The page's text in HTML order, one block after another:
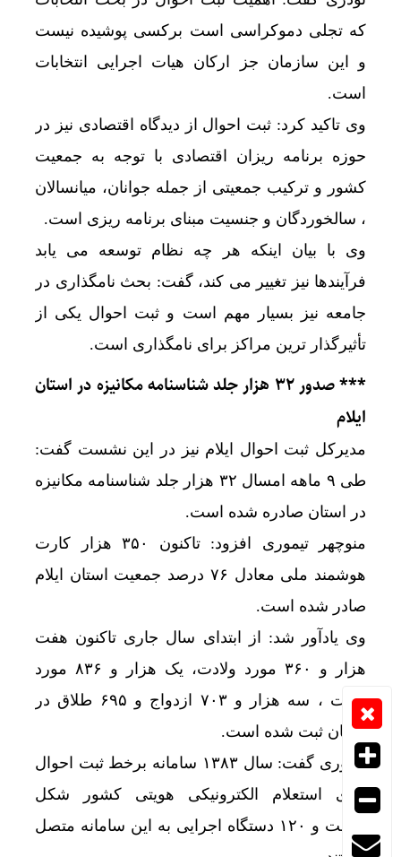
که تجلی دموکراسی است برکسی پوشیده نیست
و این سازمان جز ارکان هیات اجرایی انتخابات
است.
وی تاکید کرد: ثبت احوال از دیدگاه اقتصادی نیز در
حوزه برنامه ریزان اقتصادی با توجه به جمعیت
کشور و ترکیب جمعیتی از جمله جوانان، میانسالان
، سالخوردگان و جنسیت مبنای برنامه ریزی است.
وی با بیان اینکه هر چه نظام توسعه می یابد
فرآیندها نیز تغییر می کند، گفت: بحث نامگذاری در
جامعه نیز بسیار مهم است و ثبت احوال یکی از
تأثیرگذار ترین مراکز برای نامگذاری است.
*** صدور ۳۲ هزار جلد شناسنامه مکانیزه در استان
ایلام
مدیرکل ثبت احوال ایلام نیز در این نشست گفت:
طی ۹ ماهه امسال ۳۲ هزار جلد شناسنامه مکانیزه
در استان صادره شده است.
منوچهر تیموری افزود: تاکنون ۳۵۰ هزار کارت
هوشمند ملی معادل ۷۶ درصد جمعیت استان ایلام
صادر شده است.
وی یادآور شد: از ابتدای سال جاری تاکنون هفت
هزار و ۳۶۰ مورد ولادت، یک هزار و ۸۳۶ مورد
وفات ، سه هزار و ۷۰۳ ازدواج و ۶۹۵ طلاق در
استان ثبت شده است.
تیموری گفت: سال ۱۳۸۳ سامانه برخط ثبت احوال
برای استعلام الکترونیکی هویتی کشور شکل
گرفت و ۱۲۰ دستگاه اجرایی به این سامانه متصل